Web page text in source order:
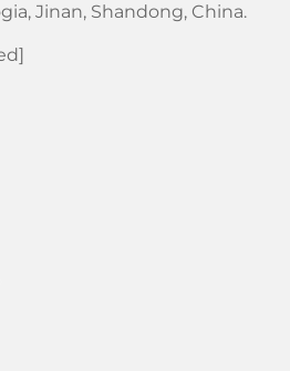
Jinan, Shandong, China.